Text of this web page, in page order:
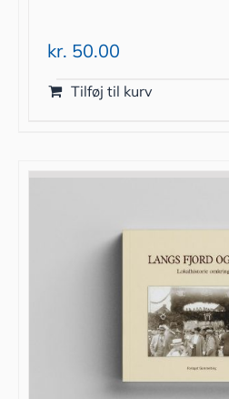
kr. 50.00
Tilføj til kurv